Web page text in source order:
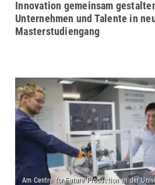
Innovation gemeinsam
Unternehmen und Talente in
Masterstudiengang